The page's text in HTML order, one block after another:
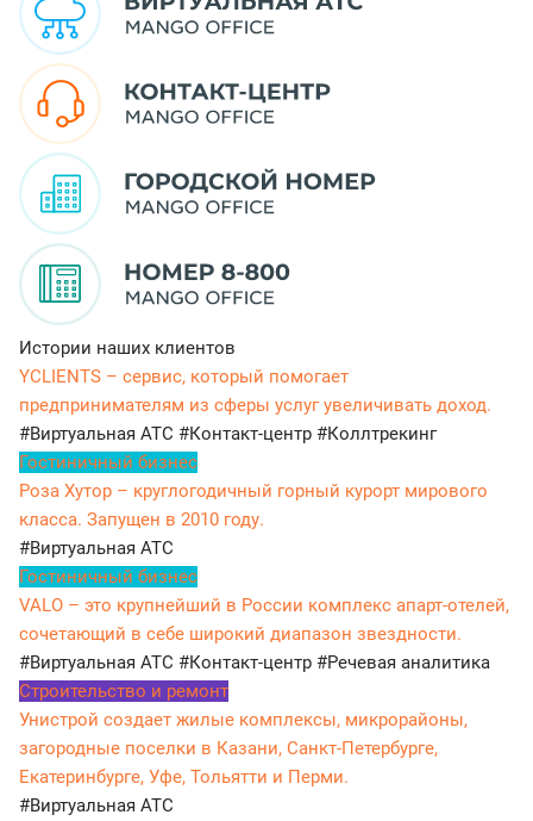
Истории наших клиентов
YCLIENTS – сервис, который помогает
предпринимателям из сферы услуг увеличивать доход.
#Виртуальная АТС #Контакт-центр #Коллтрекинг
Гостиничный бизнес
Роза Хутор – круглогодичный горный курорт мирового
класса. Запущен в 2010 году.
#Виртуальная АТС
Гостиничный бизнес
VALO – это крупнейший в России комплекс апарт-отелей,
сочетающий в себе широкий диапазон звездности.
#Виртуальная АТС #Контакт-центр #Речевая аналитика
Строительство и ремонт
Унистрой создает жилые комплексы, микрорайоны,
загородные поселки в Казани, Санкт-Петербурге,
Екатеринбурге, Уфе, Тольятти и Перми.
#Виртуальная АТС